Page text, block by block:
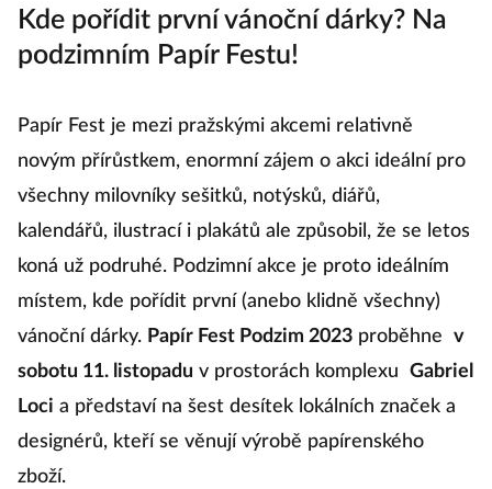
festivalu.
Kde pořídit první vánoční dárky? Na
podzimním Papír Festu!
Papír Fest je mezi pražskými akcemi relativně
novým přírůstkem, enormní zájem o akci ideální pro
všechny milovníky sešitků, notýsků, diářů,
kalendářů, ilustrací i plakátů ale způsobil, že se letos
koná už podruhé. Podzimní akce je proto ideálním
místem, kde pořídit první (anebo klidně všechny)
vánoční dárky.Papír Fest Podzim 2023proběhne
sobotu 11. listopadu